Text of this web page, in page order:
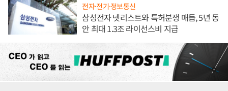
전자·전기·정보통신
삼성전자 넷리스트와 특허분쟁 매듭, 5년 동
안 최대 1.3조 라이선스비 지급